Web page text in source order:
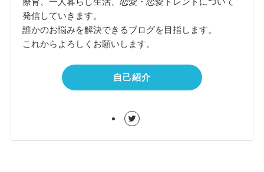
発信していきます。
誰かのお悩みを解決できるブログを目指します。
これからよろしくお願いします。
自己紹介